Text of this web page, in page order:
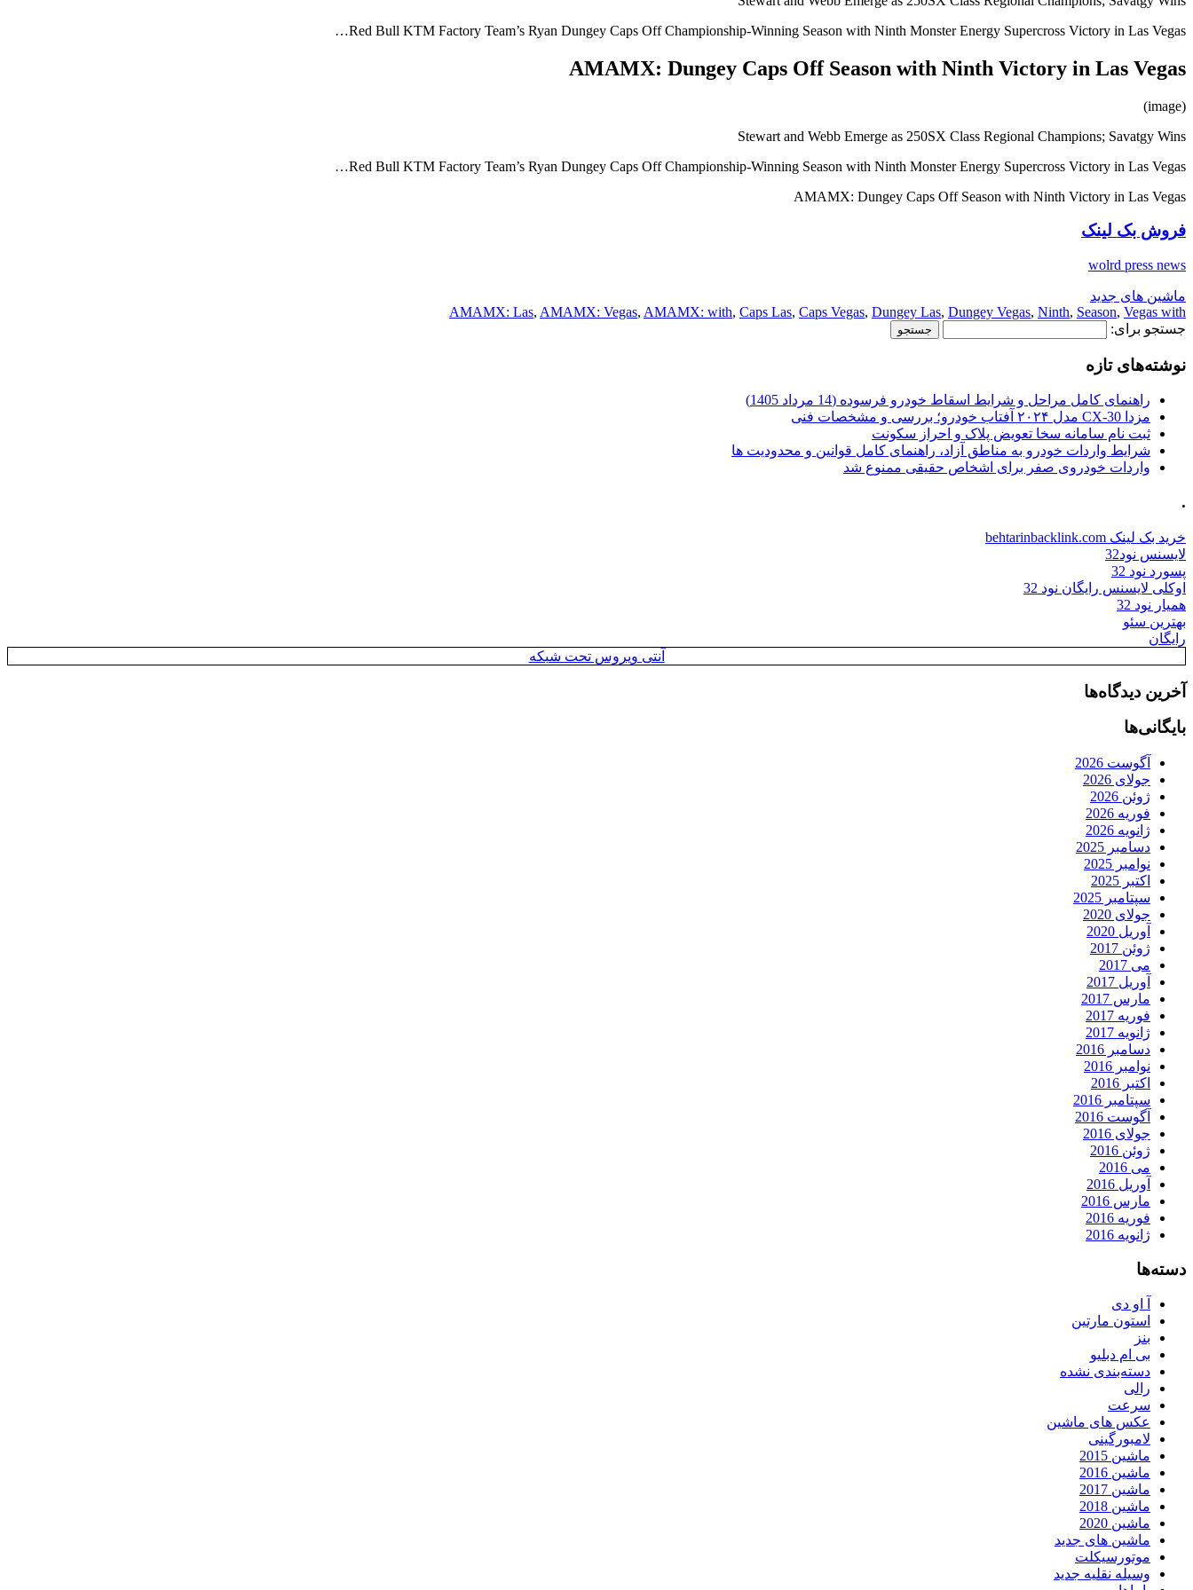
Red Bull KTM Factory Team’s Ryan Dungey Caps Off Championship-Winning Season with Ninth Monster Energy Supercross Victory in Las Vegas…
AMAMX: Dungey Caps Off Season with Ninth Victory in Las Vegas
(image)
Stewart and Webb Emerge as 250SX Class Regional Champions; Savatgy Wins
Red Bull KTM Factory Team’s Ryan Dungey Caps Off Championship-Winning Season with Ninth Monster Energy Supercross Victory in Las Vegas…
AMAMX: Dungey Caps Off Season with Ninth Victory in Las Vegas
فروش بک لینک
wolrd press news
ماشین های جدید
AMAMX: Las, AMAMX: Vegas, AMAMX: with, Caps Las, Caps Vegas, Dungey Las, Dungey Vegas, Ninth, Season, Vegas with
جستجو برای:
نوشته‌های تازه
راهنمای کامل مراحل و شرایط اسقاط خودرو فرسوده (14 مرداد 1405)
مزدا CX-30 مدل ۲۰۲۴ آفتاب خودرو؛ بررسی و مشخصات فنی
ثبت نام سامانه سخا تعویض پلاک و احراز سکونت
شرایط واردات خودرو به مناطق آزاد، راهنمای کامل قوانین و محدودیت ها
واردات خودروی صفر برای اشخاص حقیقی ممنوع شد
.
خرید بک لینک behtarinbacklink.com
لایسنس نود32
پسورد نود 32
اوکلی لایسنس رایگان نود 32
همیار نود 32
بهترین سئو
رایگان
آنتی ویروس تحت شبکه
آخرین دیدگاه‌ها
بایگانی‌ها
آگوست 2026
جولای 2026
ژوئن 2026
فوریه 2026
ژانویه 2026
دسامبر 2025
نوامبر 2025
اکتبر 2025
سپتامبر 2025
جولای 2020
آوریل 2020
ژوئن 2017
می 2017
آوریل 2017
مارس 2017
فوریه 2017
ژانویه 2017
دسامبر 2016
نوامبر 2016
اکتبر 2016
سپتامبر 2016
آگوست 2016
جولای 2016
ژوئن 2016
می 2016
آوریل 2016
مارس 2016
فوریه 2016
ژانویه 2016
دسته‌ها
آ او دی
استون مارتین
بنز
بی ام دبلیو
دسته‌بندی نشده
رالی
سرعت
عکس های ماشین
لامبورگینی
ماشین 2015
ماشین 2016
ماشین 2017
ماشین 2018
ماشین 2020
ماشین های جدید
موتورسیکلت
وسیله نقلیه جدید